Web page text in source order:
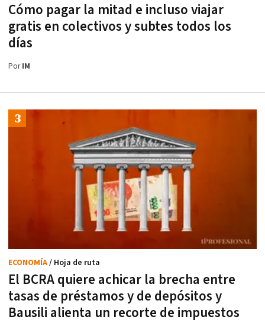
Cómo pagar la mitad e incluso viajar
gratis en colectivos y subtes todos los
días
PorIM
El BCRA quiere achicar la brecha entre
tasas de préstamos y de depósitos y
Bausili alienta un recorte de impuestos
ECONOMÍA/ Hoja de ruta